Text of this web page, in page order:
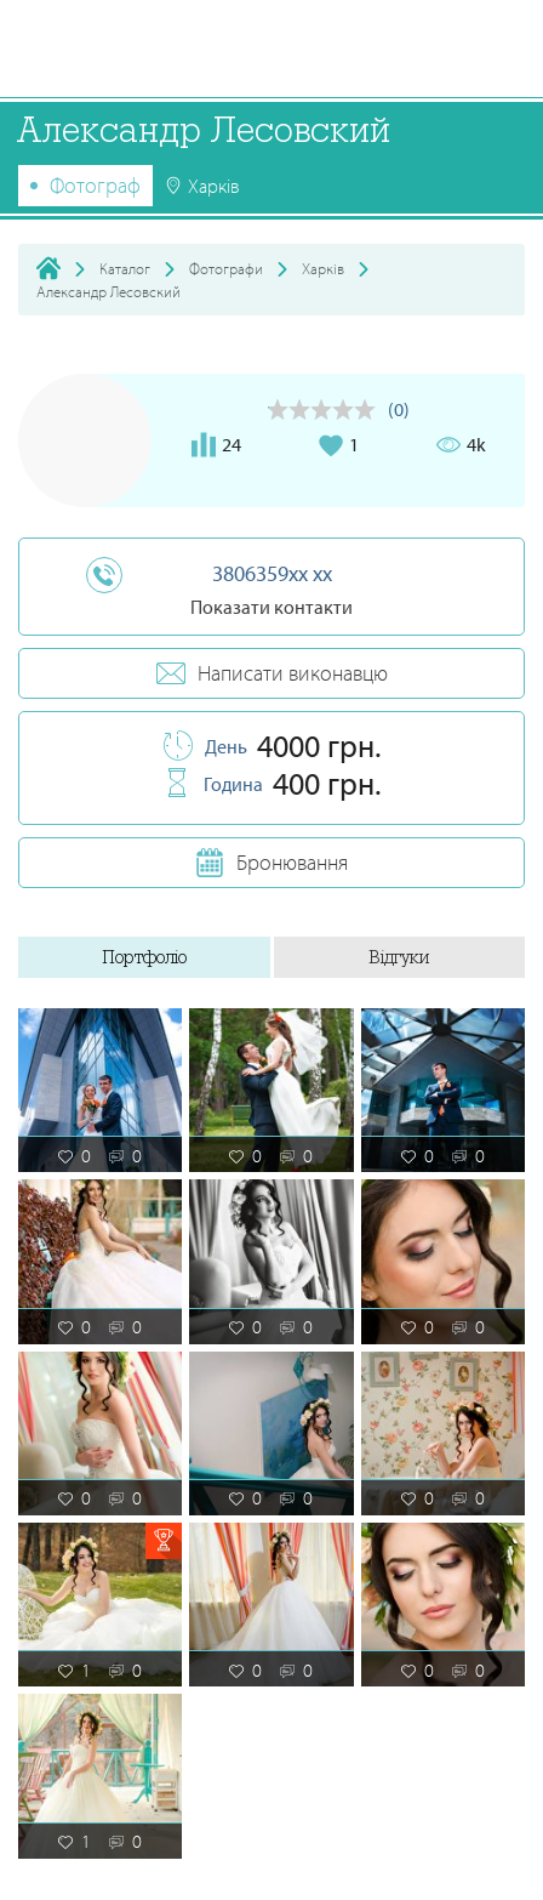
Александр Лесовский
Фотограф Харків
Каталог Фотографи
Харків
Александр Лесовский
(0)
24
1 4k
3806359xx xx
Показати контакти
Написати виконавцю
День 4000 грн.
Година 400 грн.
Бронювання
Портфоліо Відгуки
0 0 0 0 0 0
0 0 0 0 0 0
0 0 0 0 0 0
1 0 0 0 0 0
1 0